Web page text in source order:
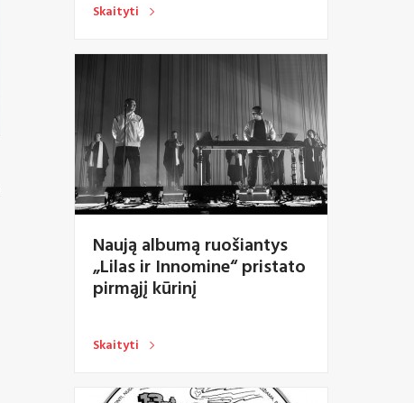
Skaityti
Naują albumą ruošiantys
„Lilas ir Innomine“ pristato
pirmąjį kūrinį
Skaityti